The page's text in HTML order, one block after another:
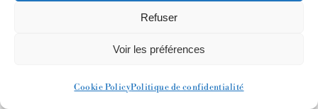
Refuser
Voir les préférences
Cookie PolicyPolitique de confidentialité